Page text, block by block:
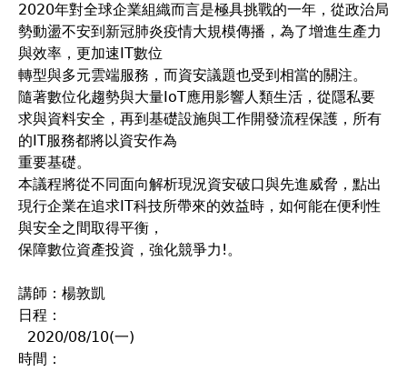
2020年對全球企業組織而言是極具挑戰的一年，從政治局
勢動盪不安到新冠肺炎疫情大規模傳播，為了增進生產力
與效率，更加速IT數位
轉型與多元雲端服務，而資安議題也受到相當的關注。
隨著數位化趨勢與大量IoT應用影響人類生活，從隱私要
求與資料安全，再到基礎設施與工作開發流程保護，所有
的IT服務都將以資安作為
重要基礎。
本議程將從不同面向解析現況資安破口與先進威脅，點出
現行企業在追求IT科技所帶來的效益時，如何能在便利性
與安全之間取得平衡，
保障數位資產投資，強化競爭力!。
講師：楊敦凱
日程：
2020/08/10(一)
時間：